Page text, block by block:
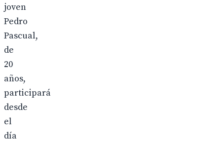
joven
Pedro
Pascual,
de
20
años,
participará
desde
el
día